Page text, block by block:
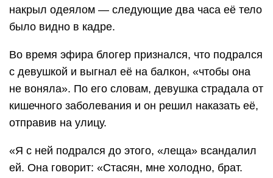
накрыл одеялом — следующие два часа её тело
было видно в кадре.
Во время эфира блогер признался, что подрался
с девушкой и выгнал её на балкон, «чтобы она
не воняла». По его словам, девушка страдала от
кишечного заболевания и он решил наказать её,
отправив на улицу.
«Я с ней подрался до этого, «леща» всандалил
ей. Она говорит: «Стасян, мне холодно, брат.